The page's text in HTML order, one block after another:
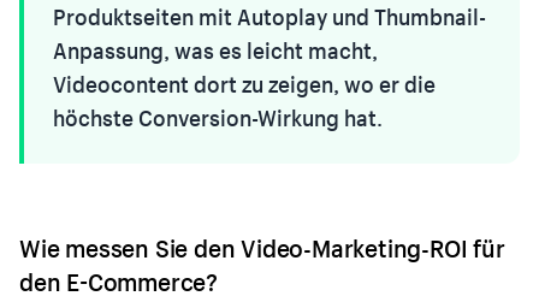
Produktseiten mit Autoplay und Thumbnail-
Anpassung, was es leicht macht,
Videocontent dort zu zeigen, wo er die
höchste Conversion-Wirkung hat.
Wie messen Sie den Video-Marketing-ROI für
den E-Commerce?